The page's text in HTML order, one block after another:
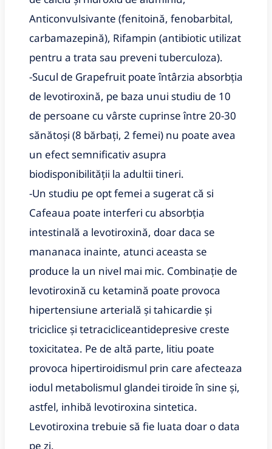
Anticonvulsivante (fenitoină, fenobarbital,
carbamazepină), Rifampin (antibiotic utilizat
pentru a trata sau preveni tuberculoza).
-Sucul de Grapefruit poate întârzia absorbția
de levotiroxină, pe baza unui studiu de 10
de persoane cu vârste cuprinse între 20-30
sănătoși (8 bărbați, 2 femei) nu poate avea
un efect semnificativ asupra
biodisponibilității la adultii tineri.
-Un studiu pe opt femei a sugerat că si
Cafeaua poate interferi cu absorbția
intestinală a levotiroxină, doar daca se
mananaca inainte, atunci aceasta se
produce la un nivel mai mic. Combinație de
levotiroxină cu ketamină poate provoca
hipertensiune arterială și tahicardie și
triciclice și tetracicliceantidepresive creste
toxicitatea. Pe de altă parte, litiu poate
provoca hipertiroidismul prin care afecteaza
iodul metabolismul glandei tiroide în sine și,
astfel, inhibă levotiroxina sintetica.
Levotiroxina trebuie să fie luata doar o data
pe zi.